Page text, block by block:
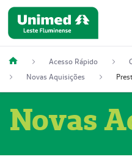
Acesso Rápido
Novas Aquisições
Novas